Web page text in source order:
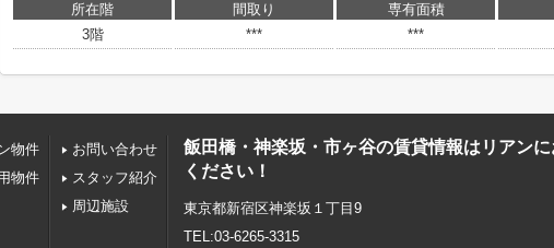
所在階 間取り 専有面積
3階
*** ***
物件
物件
お問い合わせ
スタッフ紹介
周辺施設
飯田橋・神楽坂・市ヶ谷の賃貸情報はリアン
ください！
東京都新宿区神楽坂１丁目9
TEL:03-6265-3315